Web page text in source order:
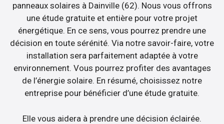
panneaux solaires à Dainville (62). Nous vous offrons
une étude gratuite et entière pour votre projet
énergétique. En ce sens, vous pourrez prendre une
décision en toute sérénité. Via notre savoir-faire, votre
installation sera parfaitement adaptée à votre
environnement. Vous pourrez profiter des avantages
de l’énergie solaire. En résumé, choisissez notre
entreprise pour bénéficier d’une étude gratuite.
Elle vous aidera à prendre une décision éclairée.